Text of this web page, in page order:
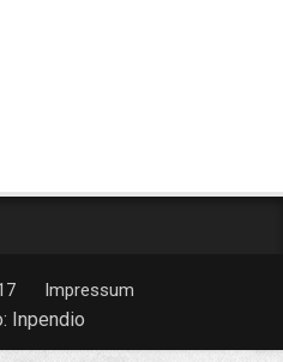
Impressum
Inpendio